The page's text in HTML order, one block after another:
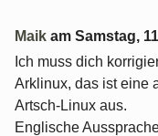
Maik am Samstag,
Ich muss dich
Arklinux, das ist eine
Artsch-Linux aus.
Englische